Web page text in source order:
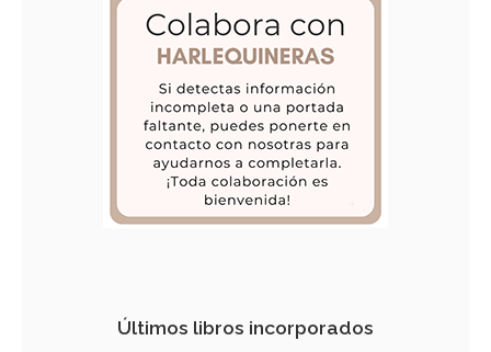
Últimos libros incorporados